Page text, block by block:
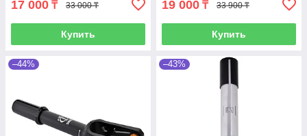
17 000 ₸ 33 000 ₸
Купить
19 000 ₸ 33 900 ₸
Купить
–44% –43%